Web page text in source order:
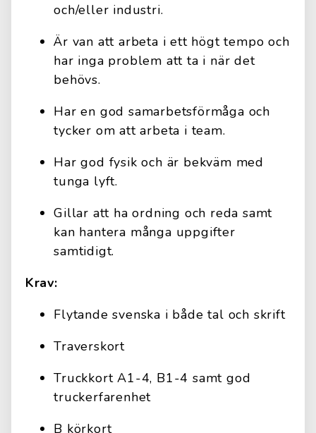
och/eller industri.
Är van att arbeta i ett högt tempo och
har inga problem att ta i när det
behövs.
Har en god samarbetsförmåga och
tycker om att arbeta i team.
Har god fysik och är bekväm med
tunga lyft.
Gillar att ha ordning och reda samt
kan hantera många uppgifter
samtidigt.
Krav:
Flytande svenska i både tal och skrift
Traverskort
Truckkort A1-4, B1-4 samt god
truckerfarenhet
B körkort